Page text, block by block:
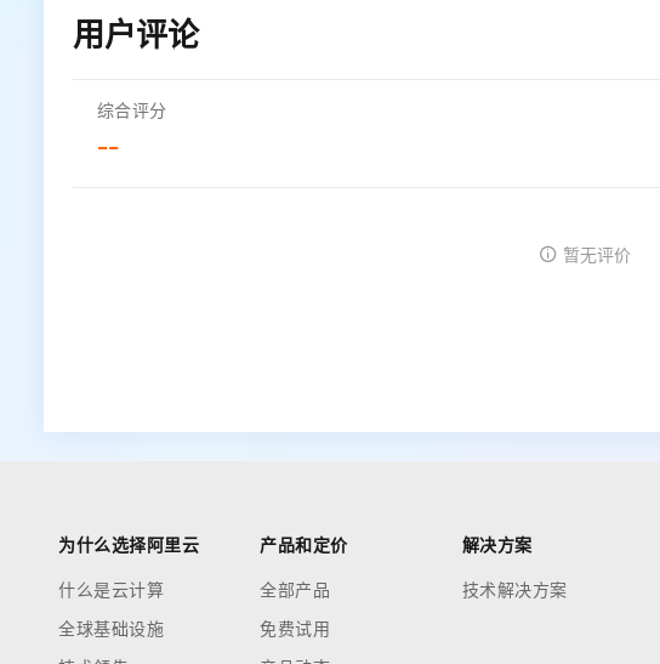
用户评论
综合评分
--
暂无评价
为什么选择阿里云
什么是云计算
全球基础设施
产品和定价
全部产品
免费试用
解决方案
技术解决方案